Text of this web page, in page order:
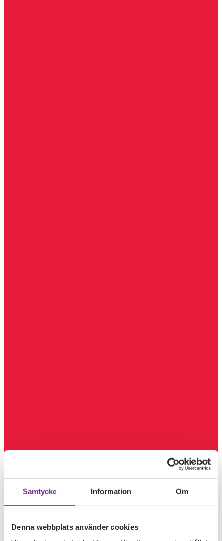
Samtycke Information Om
Denna webbplats använder cookies